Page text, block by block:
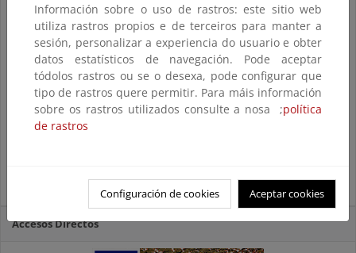
Accesos Directos
Información sobre o uso de rastros: este sitio web
utiliza rastros propios e de terceiros para manter a
sesión, personalizar a experiencia do usuario e obter
datos estatísticos de navegación. Pode aceptar
tódolos rastros ou se o desexa, pode configurar que
tipo de rastros quere permitir. Para máis información
sobre os rastros utilizados consulte a nosa ;política
de rastros
Configuración de cookies Aceptar cookies